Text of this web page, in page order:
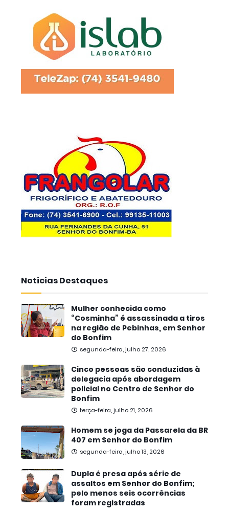
Noticias Destaques
Mulher conhecida como
“Cosminha” é assassinada a tiros
na região de Pebinhas, em Senhor
do Bonfim
segunda-feira, julho 27, 2026
Cinco pessoas são conduzidas à
delegacia após abordagem
policial no Centro de Senhor do
Bonfim
terça-feira, julho 21, 2026
Homem se joga da Passarela da BR
407 em Senhor do Bonfim
segunda-feira, julho 13, 2026
Dupla é presa após série de
assaltos em Senhor do Bonfim;
pelo menos seis ocorrências
foram registradas